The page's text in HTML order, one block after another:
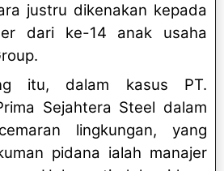
justru dikenakan kepada
dari ke-14 anak usaha
itu, dalam kasus PT.
Sejahtera Steel dalam
lingkungan, yang
pidana ialah manajer